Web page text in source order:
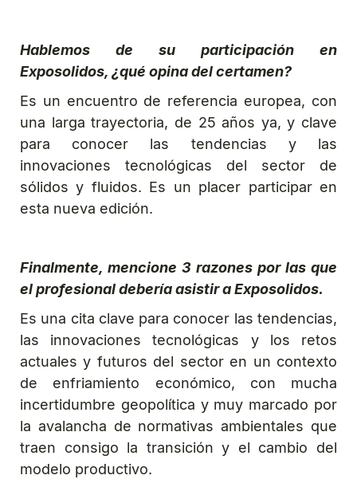
Hablemos de su participación en
Exposolidos, ¿qué opina del certamen?
Es un encuentro de referencia europea, con
una larga trayectoria, de 25 años ya, y clave
para conocer las tendencias y las
innovaciones tecnológicas del sector de
sólidos y fluidos. Es un placer participar en
esta nueva edición.
Finalmente, mencione 3 razones por las que
el profesional debería asistir a Exposolidos.
Es una cita clave para conocer las tendencias,
las innovaciones tecnológicas y los retos
actuales y futuros del sector en un contexto
de enfriamiento económico, con mucha
incertidumbre geopolítica y muy marcado por
la avalancha de normativas ambientales que
traen consigo la transición y el cambio del
modelo productivo.